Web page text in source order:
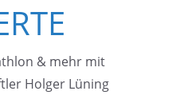
& mehr mit
Holger Lüning